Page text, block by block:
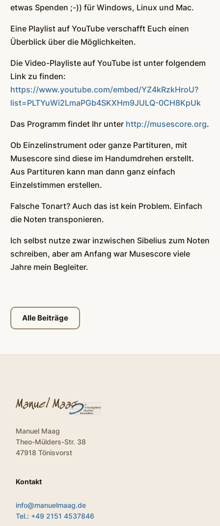
etwas Spenden ;-)) für Windows, Linux und Mac.
Eine Playlist auf YouTube verschafft Euch einen
Überblick über die Möglichkeiten.
Die Video-Playliste auf YouTube ist unter folgendem
Link zu finden:
https://www.youtube.com/embed/YZ4kRzkHroU?
list=PLTYuWi2LmaPGb4SKXHm9JULQ-0CH8KpUk
Das Programm findet Ihr unter http://musescore.org.
Ob Einzelinstrument oder ganze Partituren, mit
Musescore sind diese im Handumdrehen erstellt.
Aus Partituren kann man dann ganz einfach
Einzelstimmen erstellen.
Falsche Tonart? Auch das ist kein Problem. Einfach
die Noten transponieren.
Ich selbst nutze zwar inzwischen Sibelius zum Noten
schreiben, aber am Anfang war Musescore viele
Jahre mein Begleiter.
Alle Beiträge
Manuel Maag
Theo-Mülders-Str. 38
47918 Tönisvorst
Kontakt
info@manuelmaag.de
Tel.: +49 2151 4537846